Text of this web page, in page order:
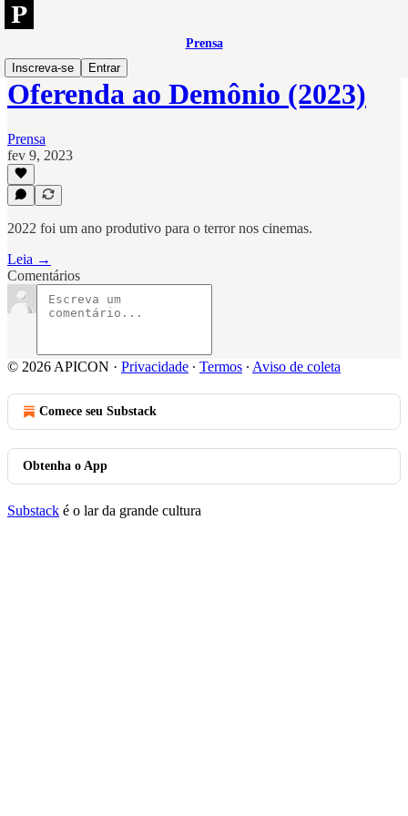
Prensa
Inscreva-se
Entrar
Oferenda ao Demônio (2023)
Prensa
fev 9, 2023
2022 foi um ano produtivo para o terror nos cinemas.
Leia →
Comentários
© 2026 APICON · Privacidade ∙ Termos ∙ Aviso de coleta
Comece seu Substack
Obtenha o App
Substack é o lar da grande cultura